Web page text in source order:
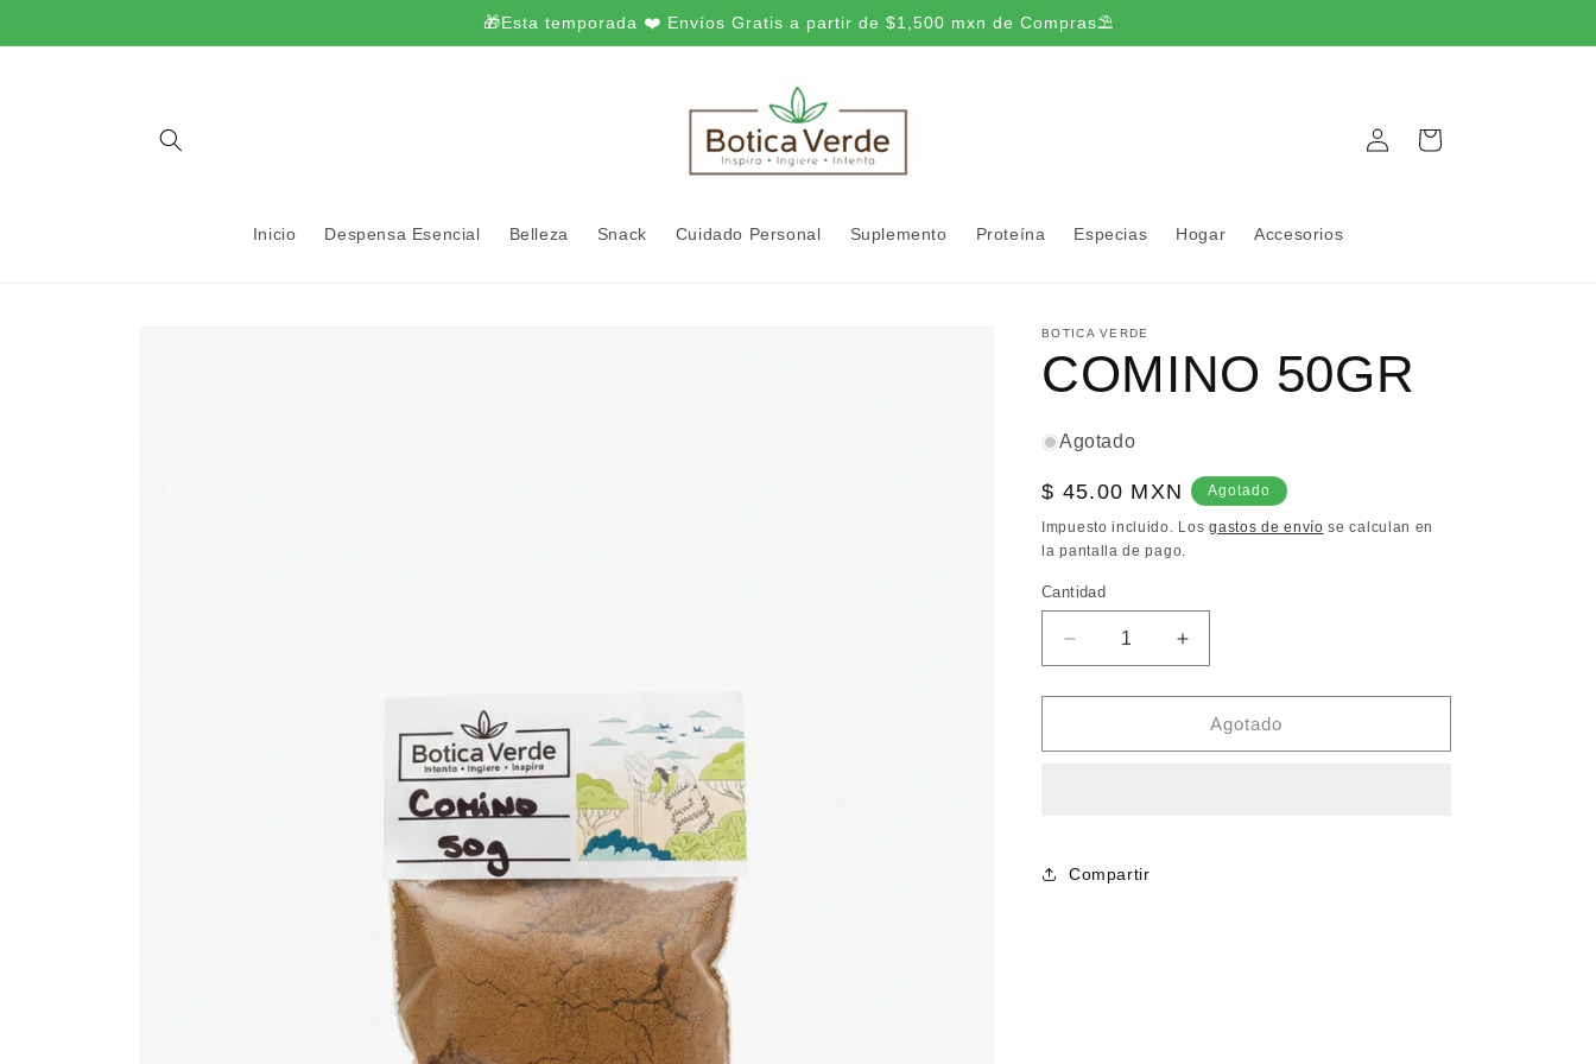
al contenido
🎁Esta temporada ❤️ Envíos Gratis a partir de $1,500 mxn de Compras⛱️
Inicio Despensa Esencial Belleza Snack Cuidado Personal Suplemento Proteína Especias Hogar Accesorios
sesión
Carrito
BOTICA VERDE
COMINO 50GR
Agotado
Precio
habitual
$ 45.00 MXN Agotado
Impuesto incluido. Losgastos de envío se calculan en
la pantalla de pago.
Cantidad
Reducir
cantidad
para
50GR
Aumentar
cantidad
para
COMINO
50GR
Agotado
Compartir